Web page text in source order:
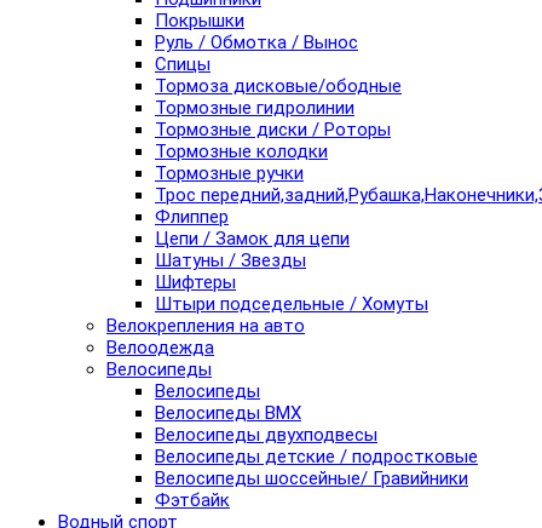
Покрышки
Руль / Обмотка / Вынос
Спицы
Тормоза дисковые/ободные
Тормозные гидролинии
Тормозные диски / Роторы
Тормозные колодки
Тормозные ручки
Трос
Флиппер
Цепи / Замок для цепи
Шатуны / Звезды
Шифтеры
Штыри подседельные / Хомуты
Велокрепления на авто
Велоодежда
Велосипеды
Велосипеды
Велосипеды BMX
Велосипеды двухподвесы
Велосипеды детские / подростковые
Велосипеды шоссейные/ Гравийники
Фэтбайк
Водный спорт